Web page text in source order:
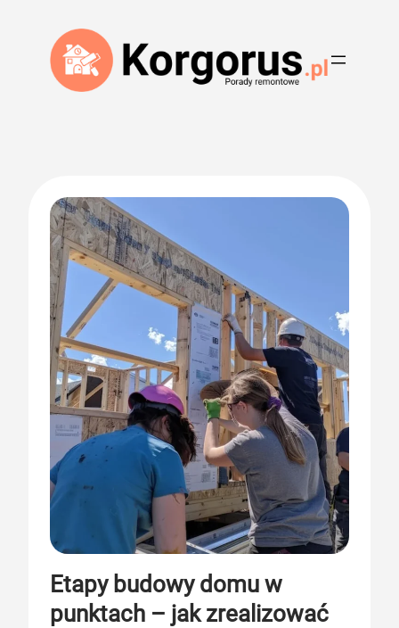
Etapy budowy domu w
punktach – jak zrealizować